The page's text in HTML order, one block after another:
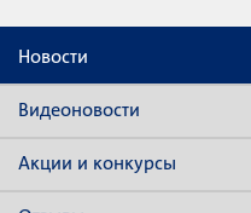
Новости
Видеоновости
Акции и конкурсы